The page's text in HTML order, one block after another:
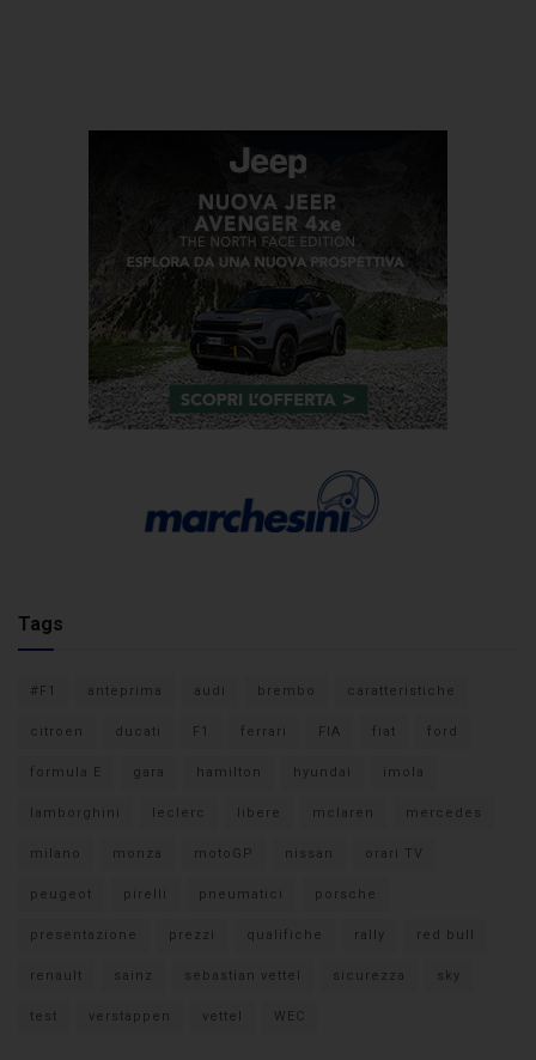
Tags
#F1 anteprima audi brembo caratteristiche
citroen ducati F1 ferrari FIA fiat ford
formula E gara hamilton hyundai imola
lamborghini leclerc libere mclaren mercedes
milano monza motoGP nissan orari TV
peugeot pirelli pneumatici porsche
presentazione prezzi qualifiche rally red bull
renault sainz sebastian vettel sicurezza sky
test verstappen vettel WEC